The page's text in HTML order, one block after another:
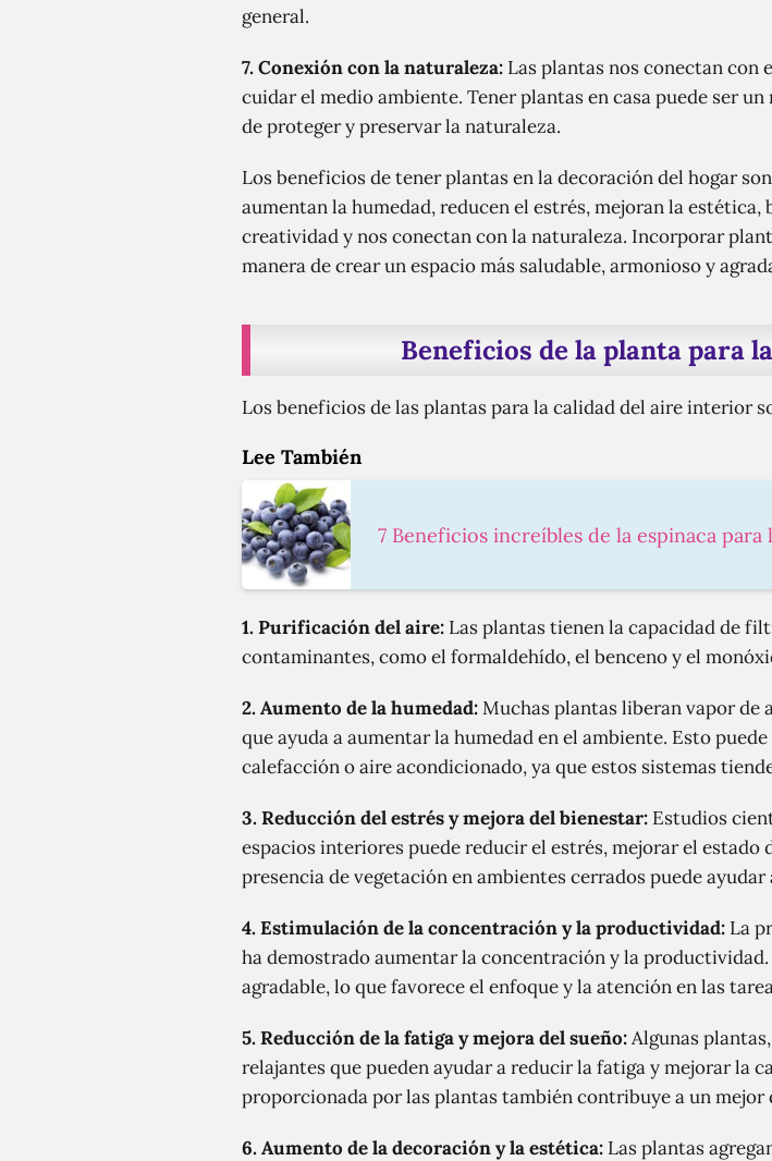
general.
7.Conexión con la naturaleza: Las plantas nos conectan con
cuidar el medio ambiente. Tener plantas en casa puede ser
de proteger y preservar la naturaleza.
Los beneficios de tener plantas en la decoración del hogar
aumentan la humedad, reducen el estrés, mejoran la
creatividad y nos conectan con la naturaleza. Incorporar
manera de crear un espacio más saludable, armonioso y
Beneficios de la planta para
Los beneficios de las plantas para la calidad del aire interior
Lee También
7 Beneficios increíbles de la espinaca
1.Purificación del aire: Las plantas tienen la capacidad de
contaminantes, como el formaldehído, el benceno y el
2.Aumento de la humedad:Muchas plantas liberan vapor de
que ayuda a aumentar la humedad en el ambiente. Esto
calefacción o aire acondicionado, ya que estos sistemas
3.Reducción del estrés y mejora del bienestar: Estudios
espacios interiores puede reducir el estrés, mejorar el estado
presencia de vegetación en ambientes cerrados puede
4.Estimulación de la concentración y la productividad: La
ha demostrado aumentar la concentración y la
agradable, lo que favorece el enfoque y la atención en las
5.Reducción de la fatiga y mejora del sueño:Algunas
relajantes que pueden ayudar a reducir la fatiga y mejorar la
proporcionada por las plantas también contribuye a un mejor
6.Aumento de la decoración y la estética: Las plantas